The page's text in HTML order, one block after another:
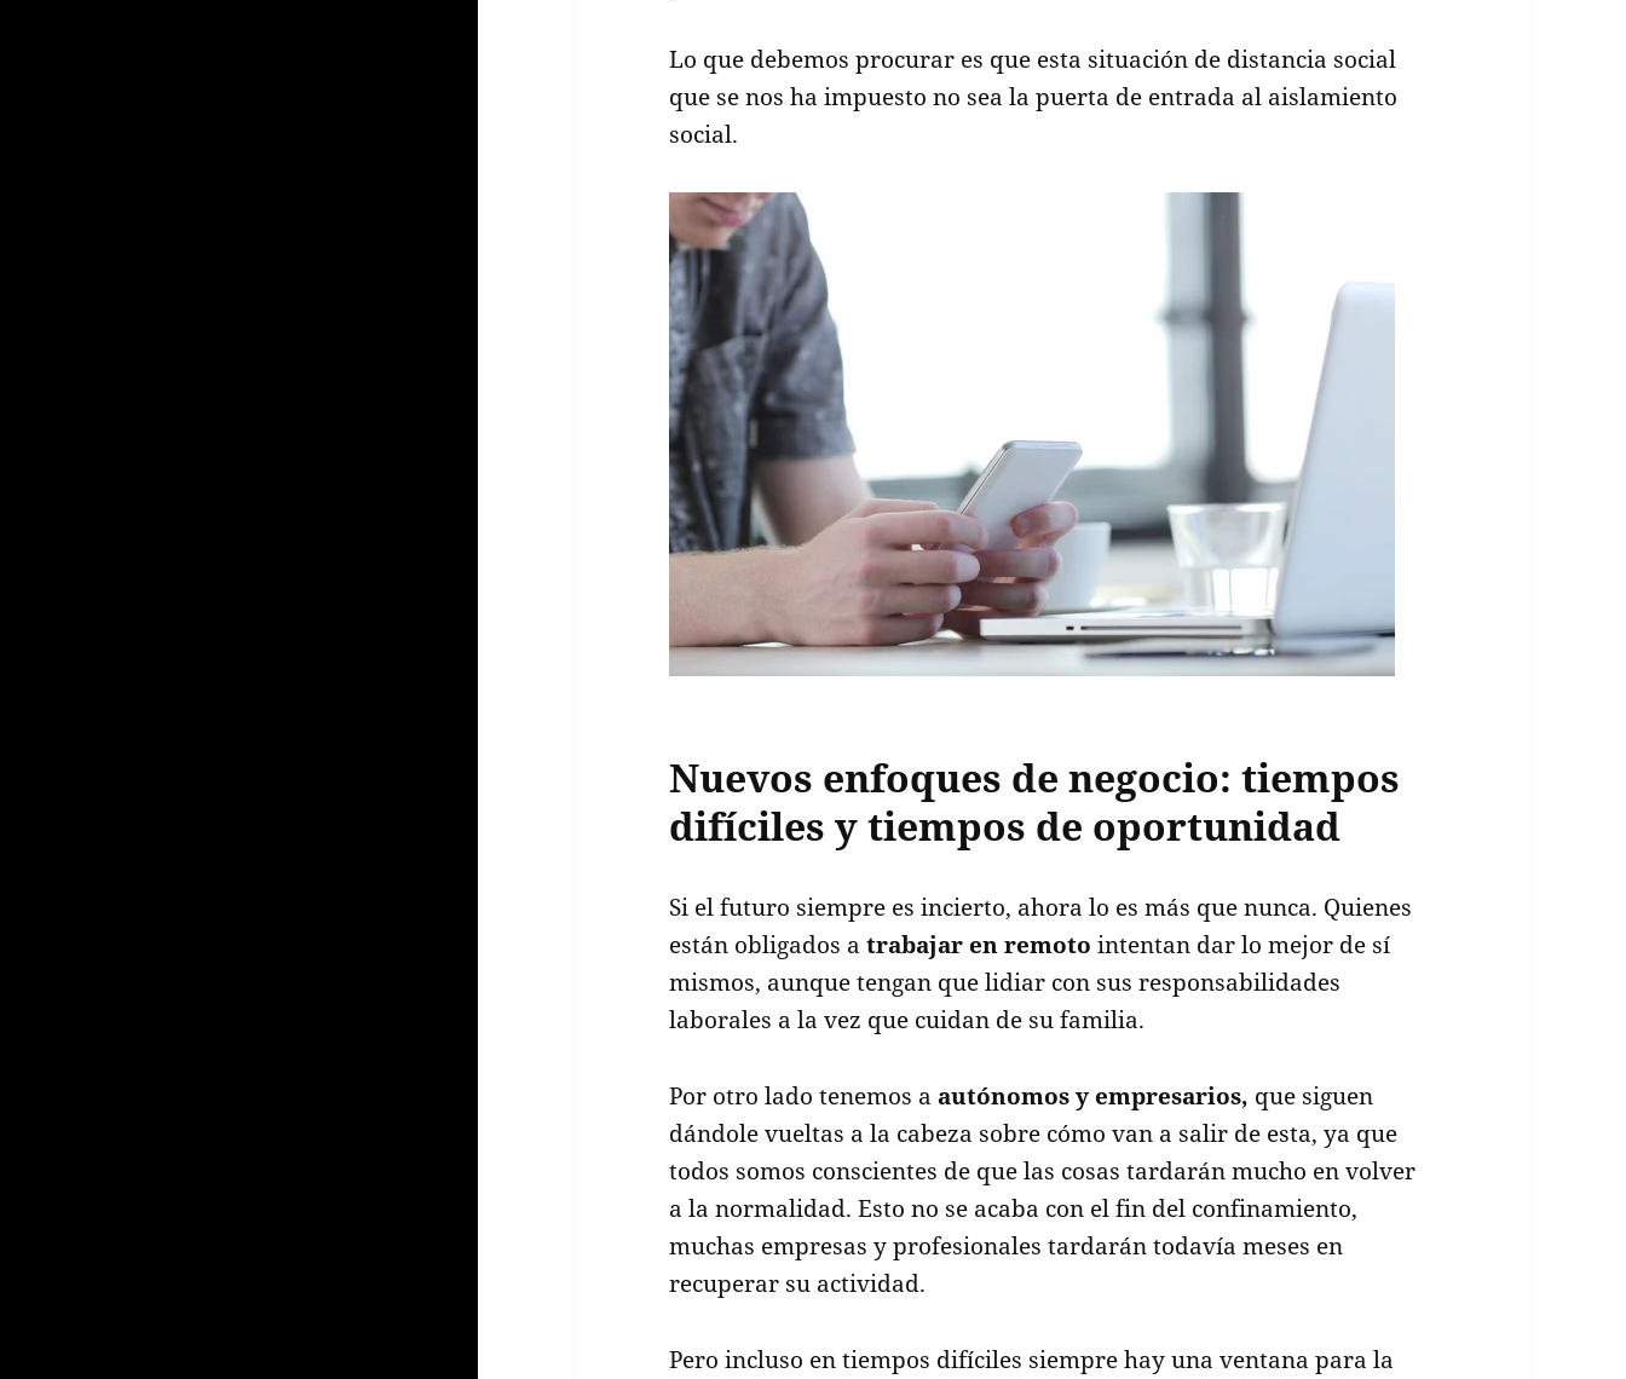
Lo que debemos procurar es que esta situación de distancia social
que se nos ha impuesto no sea la puerta de entrada al aislamiento
social.
Nuevos enfoques de negocio: tiempos
difíciles y tiempos de oportunidad
Si el futuro siempre es incierto, ahora lo es más que nunca. Quienes
están obligados a trabajar en remotointentan dar lo mejor de sí
mismos, aunque tengan que lidiar con sus responsabilidades
laborales a la vez que cuidan de su familia.
Por otro lado tenemos a autónomos y empresarios, que siguen
dándole vueltas a la cabeza sobre cómo van a salir de esta, ya que
todos somos conscientes de que las cosas tardarán mucho en volver
a la normalidad. Esto no se acaba con el fin del confinamiento,
muchas empresas y profesionales tardarán todavía meses en
recuperar su actividad.
Pero incluso en tiempos difíciles siempre hay una ventana para la